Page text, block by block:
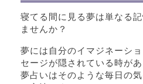
寝てる間に見る夢は単なる
ませんか？
夢には自分のイマジネーシ
セージが隠されている時があ
夢占いはそのような毎日の